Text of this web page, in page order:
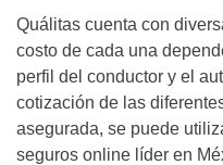
Quálitas cuenta con
costo de cada una
perfil del conductor y el
cotización de las
asegurada, se puede
seguros online líder en